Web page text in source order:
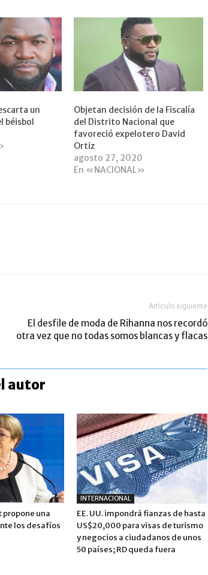
un
béisbol
Objetan decisión de la Fiscalía
del Distrito Nacional que
favoreció expelotero David
Ortiz
agosto 27, 2020
En «NACIONAL»
Artículo siguiente
El desfile de moda de Rihanna nos recordó
otra vez que no todas somos blancas y flacas
autor
una
los desafíos
INTERNACIONAL
EE. UU. impondrá fianzas de hasta
US$20,000 para visas de turismo
y negocios a ciudadanos de unos
50 países; RD queda fuera